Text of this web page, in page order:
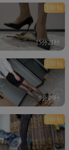
100 钻
15分21秒
150 钻
9分49秒
160 钻